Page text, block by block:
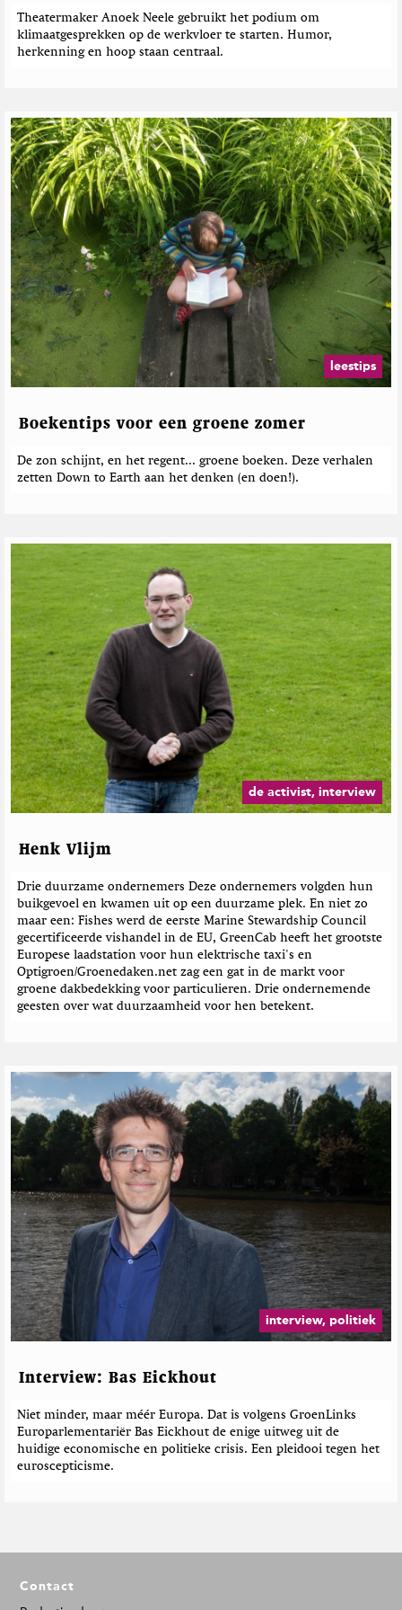
r
Theatermaker Anoek Neele gebruikt het podium om
klimaatgesprekken op de werkvloer te starten. Humor,
herkenning en hoop staan centraal.
leestips
Boekentips voor een groene zomer
De zon schijnt, en het regent... groene boeken. Deze verhalen
zetten Down to Earth aan het denken (en doen!).
de activist, interview
Henk Vlijm
Drie duurzame ondernemers Deze ondernemers volgden hun
buikgevoel en kwamen uit op een duurzame plek. En niet zo
maar een: Fishes werd de eerste Marine Stewardship Council
gecertificeerde vishandel in de EU, GreenCab heeft het grootste
Europese laadstation voor hun elektrische taxi's en
Optigroen/Groenedaken.net zag een gat in de markt voor
groene dakbedekking voor particulieren. Drie ondernemende
geesten over wat duurzaamheid voor hen betekent.
interview, politiek
Interview: Bas Eickhout
Niet minder, maar méér Europa. Dat is volgens GroenLinks
Europarlementariër Bas Eickhout de enige uitweg uit de
huidige economische en politieke crisis. Een pleidooi tegen het
euroscepticisme.
oContact